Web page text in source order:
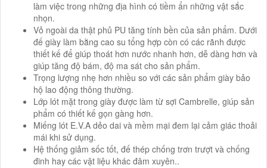
làm việc trong những địa hình có tiềm ẩn những vật sắc
nhọn.
Vỏ ngoài da thật phủ PU tăng tính bền của sản phẩm. Dưới
đế giày làm bằng cao su tổng hợp còn có các rãnh được
thiết kế để giúp thoát hơn nước nhanh hơn, dễ dàng hơn và
giúp tăng độ bám, độ ma sát cho sản phẩm.
Trọng lượng nhẹ hơn nhiều so với các sản phẩm giày bảo
hộ lao động thông thường.
Lớp lót mặt trong giày được làm từ sợi Cambrelle, giúp sản
phẩm có thiết kế gọn gàng hơn.
Miếng lót E.V.A dẻo dai và mềm mại đem lại cảm giác thoải
mái khi sử dụng.
Hệ thống giảm sốc tốt, đế thép chống trơn trượt và chống
đinh hay các vật liệu khác đâm xuyên..